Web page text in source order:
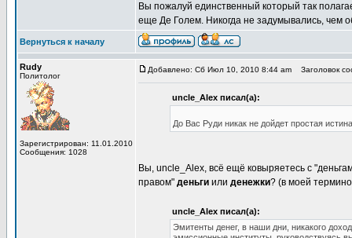
Вы пожалуй единственный который так
еще Де Голем. Никогда не задумывались, чем
Вернуться к началу
Rudy
Политолог
Зарегистрирован: 11.01.2010
Сообщения: 1028
Добавлено: Сб Июл 10, 2010 8:44 am Заголовок
uncle_Alex писал(а):
До Вас Руди никак не дойдет простая
Вы, uncle_Alex, всё ещё ковыряетесь с
правом" деньги или денежки? (в моей
uncle_Alex писал(а):
Эмитенты денег, в наши дни, никакого